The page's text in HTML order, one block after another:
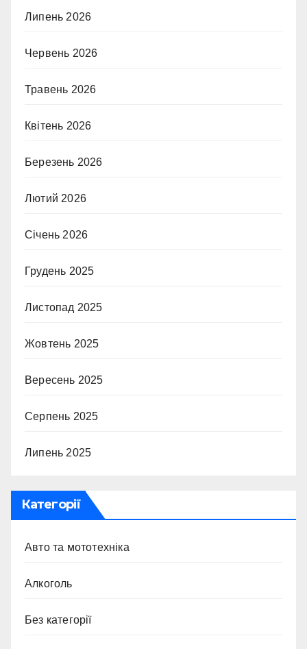
Липень 2026
Червень 2026
Травень 2026
Квітень 2026
Березень 2026
Лютий 2026
Січень 2026
Грудень 2025
Листопад 2025
Жовтень 2025
Вересень 2025
Серпень 2025
Липень 2025
Категорії
Авто та мототехніка
Алкоголь
Без категорії